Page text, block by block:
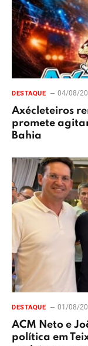
DESTAQUE 04/08/
Axécleteiros
promete
Bahia
DESTAQUE 01/08/
ACM Neto e
política em